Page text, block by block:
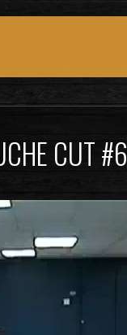
CUT #6